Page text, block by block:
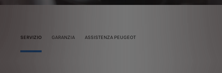
SERVIZIO GARANZIA ASSISTENZA PEUGEOT